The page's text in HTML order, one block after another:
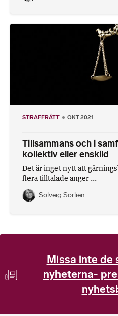
STRAFFRÄTT OKT 2021
Tillsammans och i
kollektiv eller enskild
Det är inget nytt att
flera tilltalade anger ...
Solveig Sörlien
Missa inte de
nyheterna-